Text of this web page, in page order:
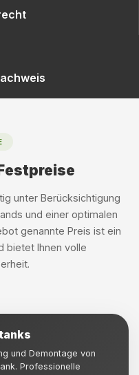
unter Berücksichtigung
und einer optimalen
genannte Preis ist ein
bietet Ihnen volle
und Demontage von
Professionelle